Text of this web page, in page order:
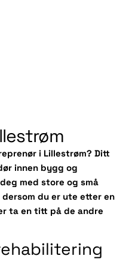
i Lillestrøm? Ditt
innen bygg og
med store og små
du er ute etter en
ta en titt på de andre